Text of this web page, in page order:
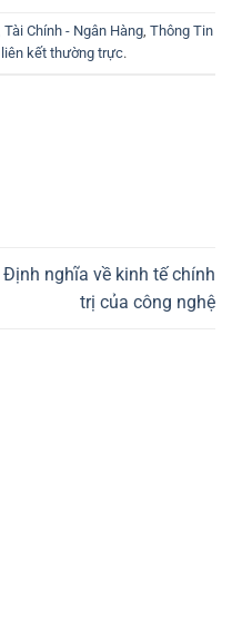
Tài Chính - Ngân Hàng Thông Tin
liên kết thường trực.
Định nghĩa về kinh tế chính
trị của công nghệ